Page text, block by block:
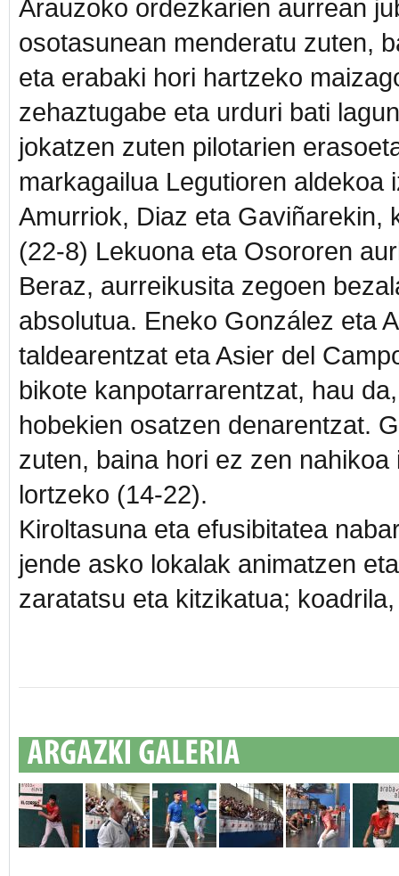
Arauzoko ordezkarien aurrean
osotasunean menderatu zuten,
eta erabaki hori hartzeko
zehaztugabe eta urduri bati
jokatzen zuten pilotarien
markagailua Legutioren aldekoa
Amurriok, Diaz eta Gaviñarekin,
(22-8) Lekuona eta Osororen
Beraz, aurreikusita zegoen
absolutua. Eneko González eta
taldearentzat eta Asier del
bikote kanpotarrarentzat, hau
hobekien osatzen denarentzat.
zuten, baina hori ez zen
lortzeko (14-22).
Kiroltasuna eta efusibitatea
jende asko lokalak animatzen
zaratatsu eta kitzikatua;